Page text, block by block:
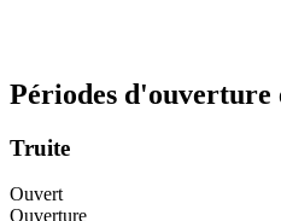
Périodes d'ouverture
Truite
Ouvert
Ouverture